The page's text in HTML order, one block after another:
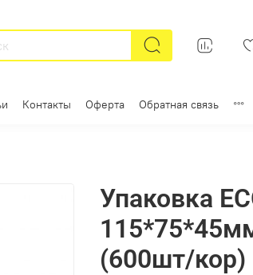
Контакты Оферта Обратная связь
Упаковка
(600шт/кор)